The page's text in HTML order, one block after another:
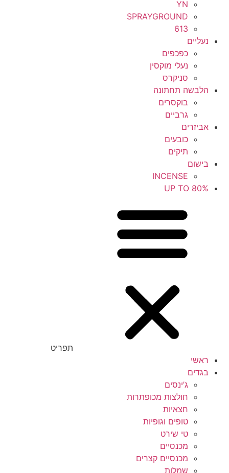
YN
SPRAYGROUND
613
נעליים
כפכפים
נעלי מוקסין
סניקרס
הלבשה תחתונה
בוקסרים
גרביים
אביזרים
כובעים
תיקים
בישום
INCENSE
UP TO 80%
תפריט
ראשי
בגדים
ג’ינסים
חולצות מכופתרות
חצאיות
טופים וגופיות
טי שירט
מכנסיים
מכנסיים קצרים
שמלות